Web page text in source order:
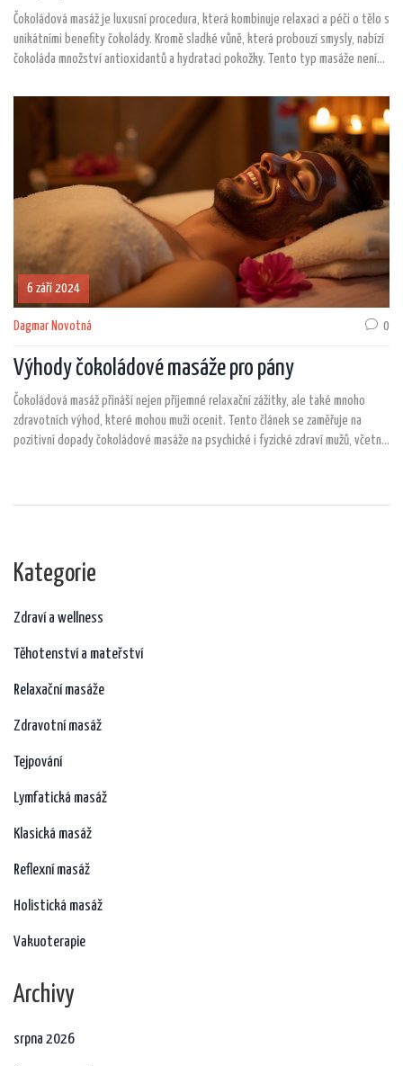
Čokoládová masáž je luxusní procedura, která kombinuje relaxaci a péči o tělo s
unikátními benefity čokolády. Kromě sladké vůně, která probouzí smysly, nabízí
čokoláda množství antioxidantů a hydrataci pokožky. Tento typ masáže není
tento zážitek a objevte, jak může čokoláda transformovat vaši wellness
6 září 2024
Dagmar Novotná 0
Výhody čokoládové masáže pro pány
Čokoládová masáž přináší nejen příjemné relaxační zážitky, ale také mnoho
zdravotních výhod, které mohou muži ocenit. Tento článek se zaměřuje na
pozitivní dopady čokoládové masáže na psychické i fyzické zdraví mužů, včetně
Kategorie
Zdraví a wellness
Těhotenství a mateřství
Relaxační masáže
Zdravotní masáž
Tejpování
Lymfatická masáž
Klasická masáž
Reflexní masáž
Holistická masáž
Vakuoterapie
Archivy
srpna 2026